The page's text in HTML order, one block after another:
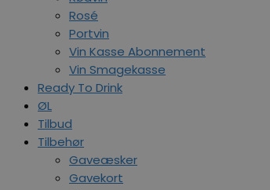
Rosé
Portvin
Vin Kasse Abonnement
Vin Smagekasse
Ready To Drink
ØL
Tilbud
Tilbehør
Gaveæsker
Gavekort